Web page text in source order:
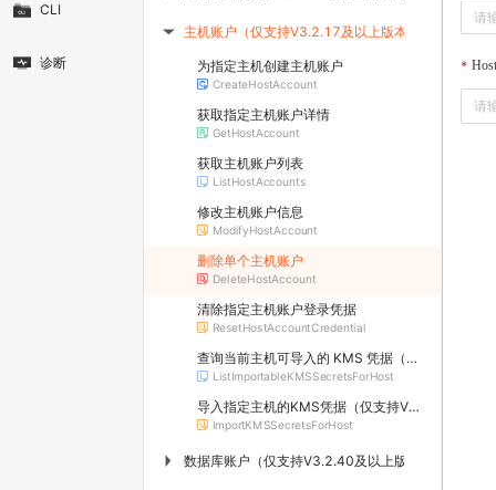
CLI
诊断
▶ 主机账户（仅支持V3.2.17及以上版本使用）
为指定主机创建主机账户
CreateHostAccount
获取指定主机账户详情
GetHostAccount
获取主机账户列表
ListHostAccounts
修改主机账户信息
ModifyHostAccount
删除单个主机账户
DeleteHostAccount
清除指定主机账户登录凭据
ResetHostAccountCredential
查询当前主机可导入的 KMS 凭据（仅支持V3.2.50及以上版本使用）
ListImportableKMSSecretsForHost
导入指定主机的KMS凭据（仅支持V3.2.50及以上版本使用）
ImportKMSSecretsForHost
▶ 数据库账户（仅支持V3.2.40及以上版本使用）